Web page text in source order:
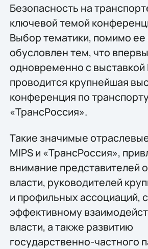
Безопасность на
ключевой темой
Выбор тематики, помимо ее
обусловлен тем, что
одновременно с выставкой
проводится крупнейшая
конференция по
«ТрансРоссия».
Такие значимые
MIPS и «ТрансРоссия»,
внимание представителей
власти, руководителей
и профильных ассоциаций,
эффективному
власти, а также развитию
государственно-частного